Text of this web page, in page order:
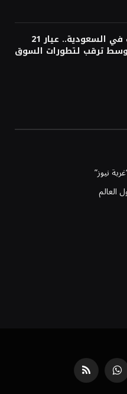
أسعار الذهب في السعودية.. عيار 21
وسط ترقب لتطورات السوق
نيوز”
العالم
واتساب RSS